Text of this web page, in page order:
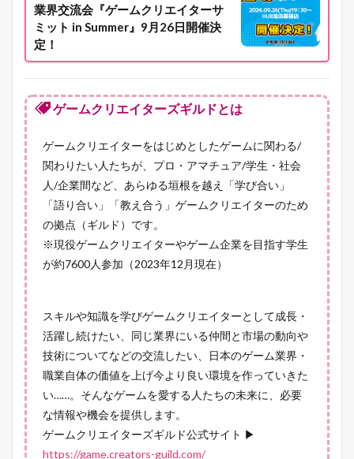
業界交流会『ゲームクリエイターサ
ミット in Summer』9月26日開催決
定！
ゲームクリエイターズギルドとは
ゲームクリエイターをはじめとしたゲームに関わる/
関わりたい人たちが、プロ・アマチュア/学生・社会
人/企業間など、あらゆる垣根を越え「学び合い」
「語り合い」「教え合う」ゲームクリエイターのため
の拠点（ギルド）です。
※現役ゲームクリエイターやゲーム企業を目指す学生
が約7600人参加（2023年12月現在）
スキルや知識を学びゲームクリエイターとして成長・
活躍し続けたい、同じ業界にいる仲間と市場の動向や
技術についてなどの交流したい、日本のゲーム業界・
職業自体の価値を上げ今より良い環境を作っていきた
い……。そんなゲームを愛する人たちの未来に、必要
な情報や機会を提供します。
ゲームクリエイターズギルド公式サイト ▶
https://game.creators-guild.com/